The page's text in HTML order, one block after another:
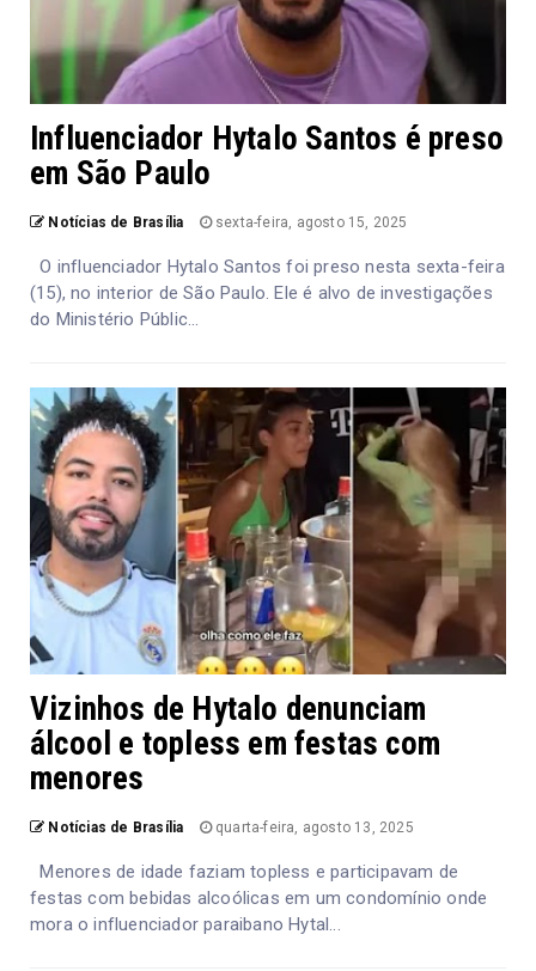
Influenciador Hytalo Santos é preso
em São Paulo
Notícias de Brasília sexta-feira, agosto 15, 2025
O influenciador Hytalo Santos foi preso nesta sexta-feira
(15), no interior de São Paulo. Ele é alvo de investigações
do Ministério Públic...
Vizinhos de Hytalo denunciam
álcool e topless em festas com
menores
Notícias de Brasília quarta-feira, agosto 13, 2025
Menores de idade faziam topless e participavam de
festas com bebidas alcoólicas em um condomínio onde
mora o influenciador paraibano Hytal...